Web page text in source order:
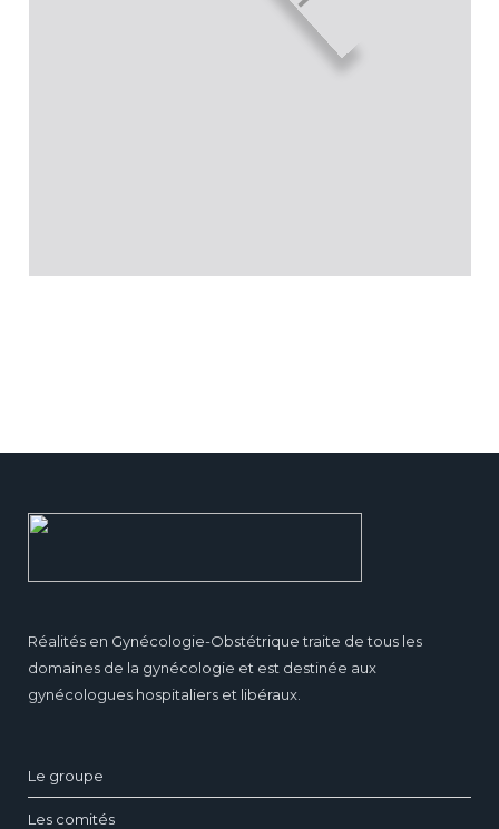
Réalités en Gynécologie-Obstétrique traite de tous les
domaines de la gynécologie et est destinée aux
gynécologues hospitaliers et libéraux.
Le groupe
Les comités